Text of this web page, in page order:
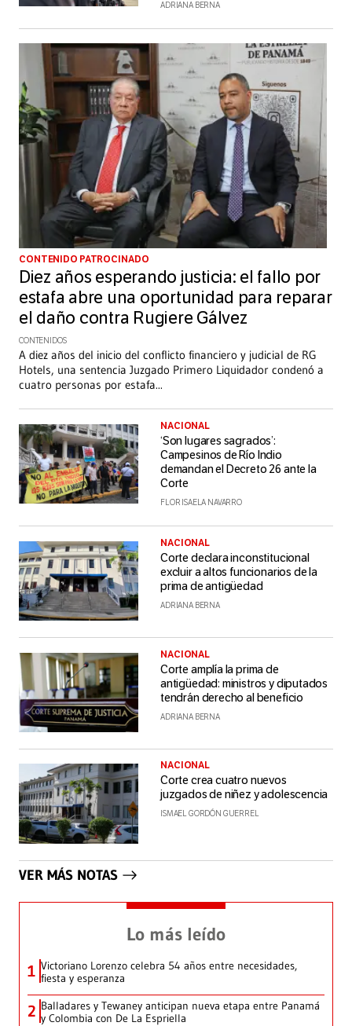
ADRIANA BERNA
CONTENIDO PATROCINADO
Diez años esperando justicia: el fallo por
estafa abre una oportunidad para reparar
el daño contra Rugiere Gálvez
CONTENIDOS
A diez años del inicio del conflicto financiero y judicial de RG
Hotels, una sentencia Juzgado Primero Liquidador condenó a
cuatro personas por estafa...
NACIONAL
‘Son lugares sagrados’:
Campesinos de Río Indio
demandan el Decreto 26 ante la
Corte
FLOR ISAELA NAVARRO
NACIONAL
Corte declara inconstitucional
excluir a altos funcionarios de la
prima de antigüedad
ADRIANA BERNA
NACIONAL
Corte amplía la prima de
antigüedad: ministros y diputados
tendrán derecho al beneficio
ADRIANA BERNA
NACIONAL
Corte crea cuatro nuevos
juzgados de niñez y adolescencia
ISMAEL GORDÓN GUERREL
VER MÁS NOTAS
Lo más leído
1 Victoriano Lorenzo celebra 54 años entre necesidades,
fiesta y esperanza
2 Balladares y Tewaney anticipan nueva etapa entre Panamá
y Colombia con De La Espriella